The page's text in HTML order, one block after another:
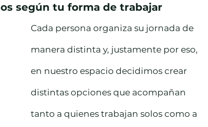
según tu forma de trabajar
Cada persona organiza su jornada de
manera distinta y, justamente por eso,
en nuestro espacio decidimos crear
distintas opciones que acompañan
tanto a quienes trabajan solos como a